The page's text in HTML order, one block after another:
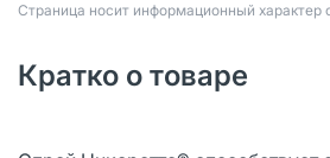
Страница носит информационный
Кратко о товаре